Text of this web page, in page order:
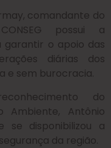
comandante do
possui a
garantir o apoio das
diárias dos
e sem burocracia.
do
Antônio
se disponibilizou a
da região.